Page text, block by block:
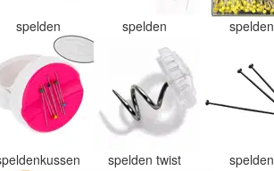
spelden spelden spelden
spelden twist spelden